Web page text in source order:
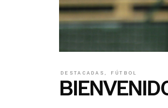
DESTACADAS, FÚTBOL